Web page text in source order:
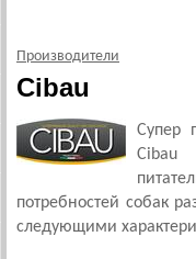
Производители
Cibau
Супер
потребностей собак
следующими